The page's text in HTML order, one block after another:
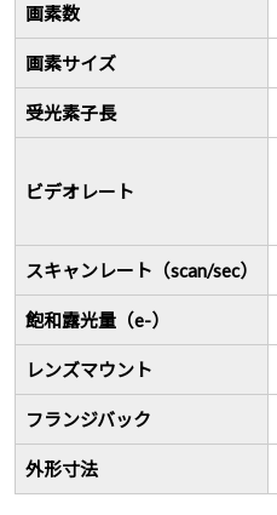
画素数
画素サイズ
受光素子長
ビデオレート
スキャンレート（scan/sec）
飽和露光量（e-）
レンズマウント
フランジバック
外形寸法